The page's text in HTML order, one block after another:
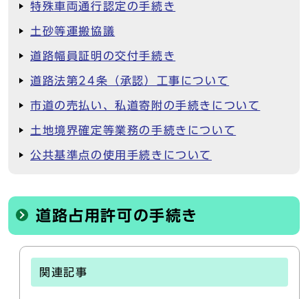
特殊車両通行認定の手続き
土砂等運搬協議
道路幅員証明の交付手続き
道路法第24条（承認）工事について
市道の売払い、私道寄附の手続きについて
土地境界確定等業務の手続きについて
公共基準点の使用手続きについて
道路占用許可の手続き
関連記事